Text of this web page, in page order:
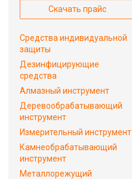
Скачать прайс
Средства индивидуальной
защиты
Дезинфицирующие
средства
Алмазный инструмент
Деревообрабатывающий
инструмент
Измерительный инструмент
Камнеобрабатывающий
инструмент
Металлорежущий